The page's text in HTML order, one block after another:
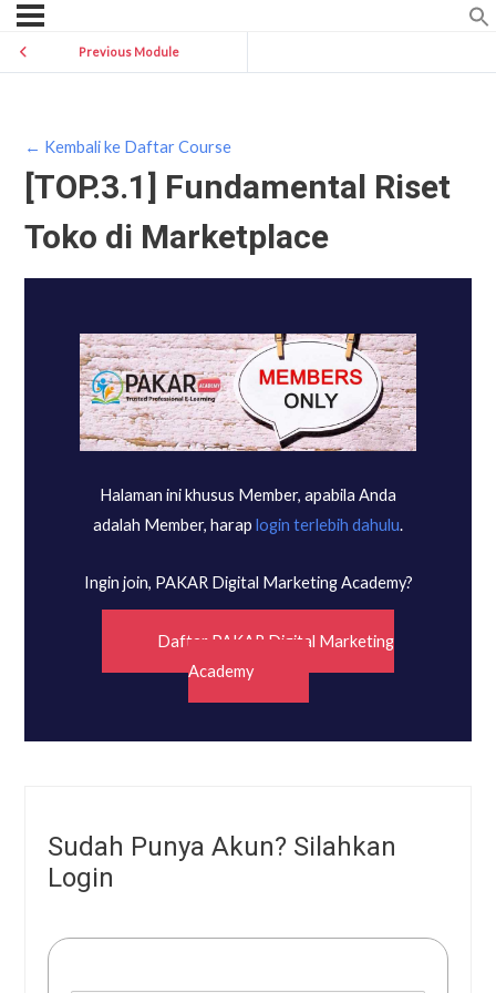
Previous Module
← Kembali ke Daftar Course
[TOP.3.1] Fundamental Riset
Toko di Marketplace
Halaman ini khusus Member, apabila Anda
adalah Member, harap login terlebih dahulu.
Ingin join, PAKAR Digital Marketing Academy?
Daftar PAKAR Digital Marketing
Academy
Sudah Punya Akun? Silahkan
Login